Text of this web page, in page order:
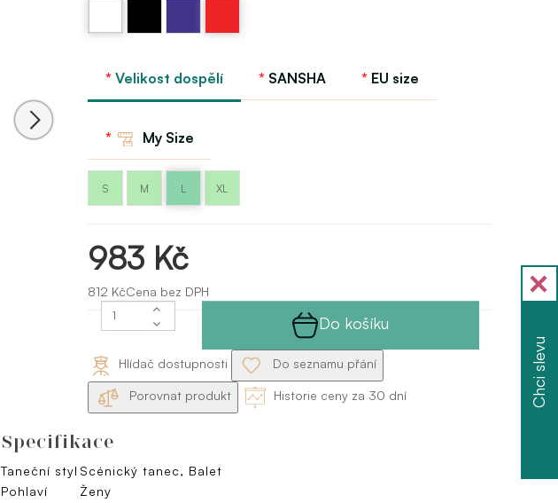
purple
Velikost dospělí SANSHA EU size
My Size
S M L XL
983 Kč
812 KčCena bez DPH
Do košíku
Hlídač dostupnosti Do seznamu přání
Porovnat produkt Historie ceny za 30 dní
Specifikace
Taneční styl Scénický tanec, Balet
Pohlaví
Ženy
Chci slevu